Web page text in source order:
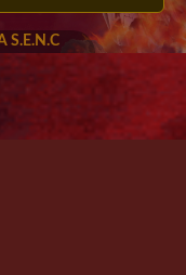
S.E.N.C